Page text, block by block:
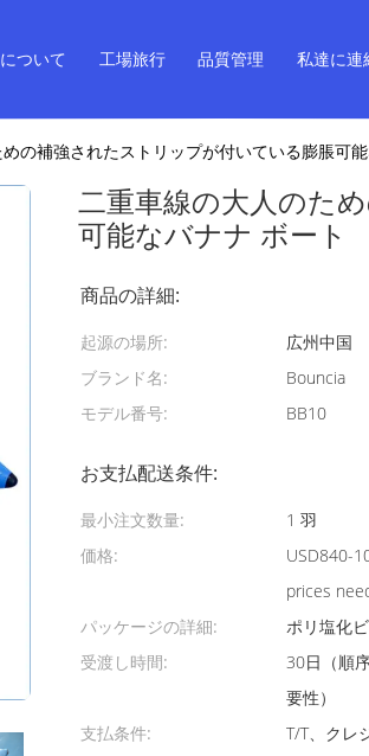
ついて 工場旅行 品質管理 私達に連
の補強されたストリップが付いている膨脹可
二重車線の大人のた
可能なバナナ ボート
商品の詳細:
起源の場所:
広州中国
ブランド名:
Bouncia
モデル番号:
BB10
お支払配送条件:
最小注文数量:
1 羽
価格:
USD840-
prices
パッケージの詳細:
ポリ塩化
受渡し時間:
30日（順
要性）
支払条件:
T/T、クレ